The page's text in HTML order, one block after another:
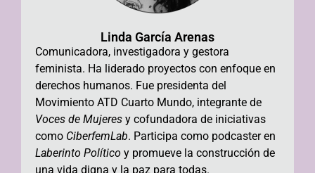
Linda García Arenas
Comunicadora, investigadora y gestora
feminista. Ha liderado proyectos con enfoque en
derechos humanos. Fue presidenta del
Movimiento ATD Cuarto Mundo, integrante de
Voces de Mujeres y cofundadora de iniciativas
como CiberfemLab. Participa como podcaster en
Laberinto Político y promueve la construcción de
una vida digna y la paz para todas.